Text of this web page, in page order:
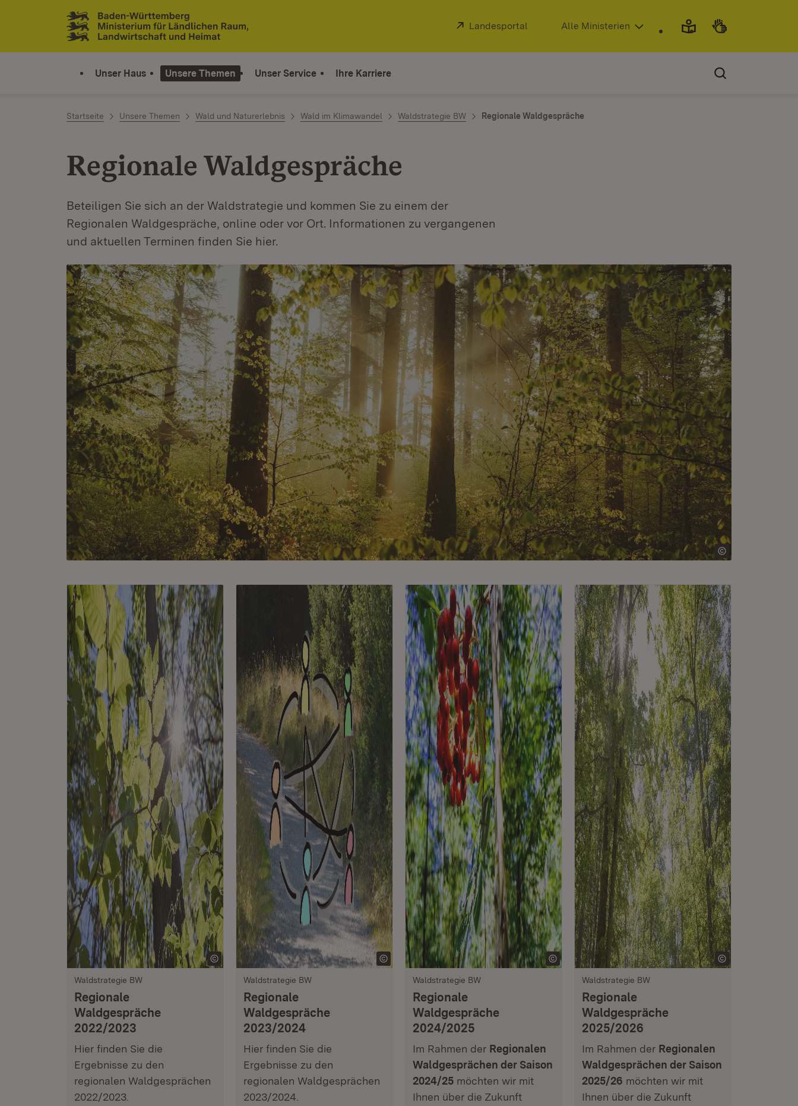
Zum Inhalt springen
Link zur Startseite
Extern:
Landesportal (Öffnet in neuem Fenster)
Alle Ministerien
Unser Haus Unsere Themen Unser Service Ihre Karriere
Startseite Unsere Themen Wald und Naturerlebnis Wald im Klimawandel Waldstrategie BW Regionale Waldgespräche
Regionale Waldgespräche
Beteiligen Sie sich an der Waldstrategie und kommen Sie zu einem der
Regionalen Waldgespräche, online oder vor Ort. Informationen zu vergangenen
und aktuellen Terminen finden Sie hier.
Waldstrategie BW
Regionale
Waldgespräche
2022/2023
Hier finden Sie die
Ergebnisse zu den
regionalen Waldgesprächen
2022/2023.
Waldstrategie BW
Regionale
Waldgespräche
2023/2024
Hier finden Sie die
Ergebnisse zu den
regionalen Waldgesprächen
2023/2024.
Waldstrategie BW
Regionale
Waldgespräche
2024/2025
Im Rahmen der Regionalen
Waldgesprächen der Saison
2024/25 möchten wir mit
Ihnen über die Zukunft
Waldstrategie BW
Regionale
Waldgespräche
2025/2026
Im Rahmen der Regionalen
Waldgesprächen der Saison
2025/26 möchten wir mit
Ihnen über die Zukunft